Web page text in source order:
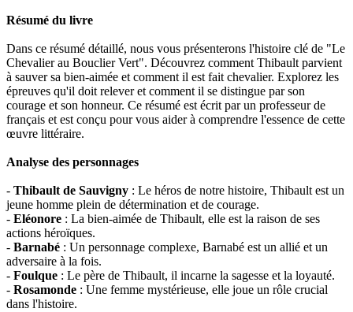
Résumé du livre
Dans ce résumé détaillé, nous vous présenterons l'histoire clé de "Le
Chevalier au Bouclier Vert". Découvrez comment Thibault parvient
à sauver sa bien-aimée et comment il est fait chevalier. Explorez les
épreuves qu'il doit relever et comment il se distingue par son
courage et son honneur. Ce résumé est écrit par un professeur de
français et est conçu pour vous aider à comprendre l'essence de cette
œuvre littéraire.
Analyse des personnages
- Thibault de Sauvigny : Le héros de notre histoire, Thibault est un
jeune homme plein de détermination et de courage.
- Eléonore : La bien-aimée de Thibault, elle est la raison de ses
actions héroïques.
- Barnabé : Un personnage complexe, Barnabé est un allié et un
adversaire à la fois.
- Foulque : Le père de Thibault, il incarne la sagesse et la loyauté.
- Rosamonde : Une femme mystérieuse, elle joue un rôle crucial
dans l'histoire.